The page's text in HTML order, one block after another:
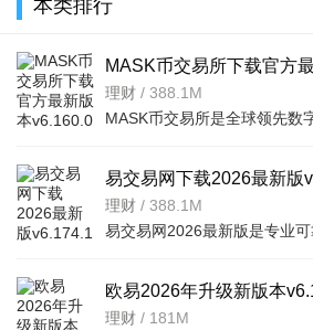
本类排行
MASK币交易所下载官方
v6.160.0官方版
理财 / 388.1M
易交易网下载2026最新版
版
理财 / 388.1M
欧易2026年升级新版本
理财 / 181M